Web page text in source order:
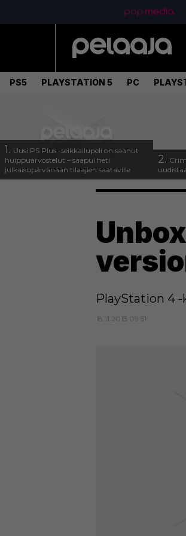
PS5 PLAYSTATION 5 PC
1. Uusi PS Plus -seikkailupeli on saanut
huippuarvostelut – saapui heti
julkaisupäivänään tilaajien saataville
2.
PlayStation 4
18.11.2013 09:51